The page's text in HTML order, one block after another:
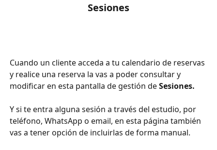
Sesiones
Cuando un cliente acceda a tu calendario de reservas
y realice una reserva la vas a poder consultar y
modificar en esta pantalla de gestión de Sesiones.
Y si te entra alguna sesión a través del estudio, por
teléfono, WhatsApp o email, en esta página también
vas a tener opción de incluirlas de forma manual.